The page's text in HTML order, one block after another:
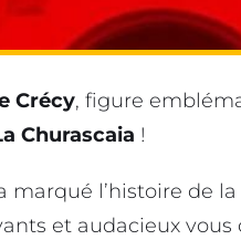
Crécy, figure
Churascaia !
marqué l’histoire de
et audacieux